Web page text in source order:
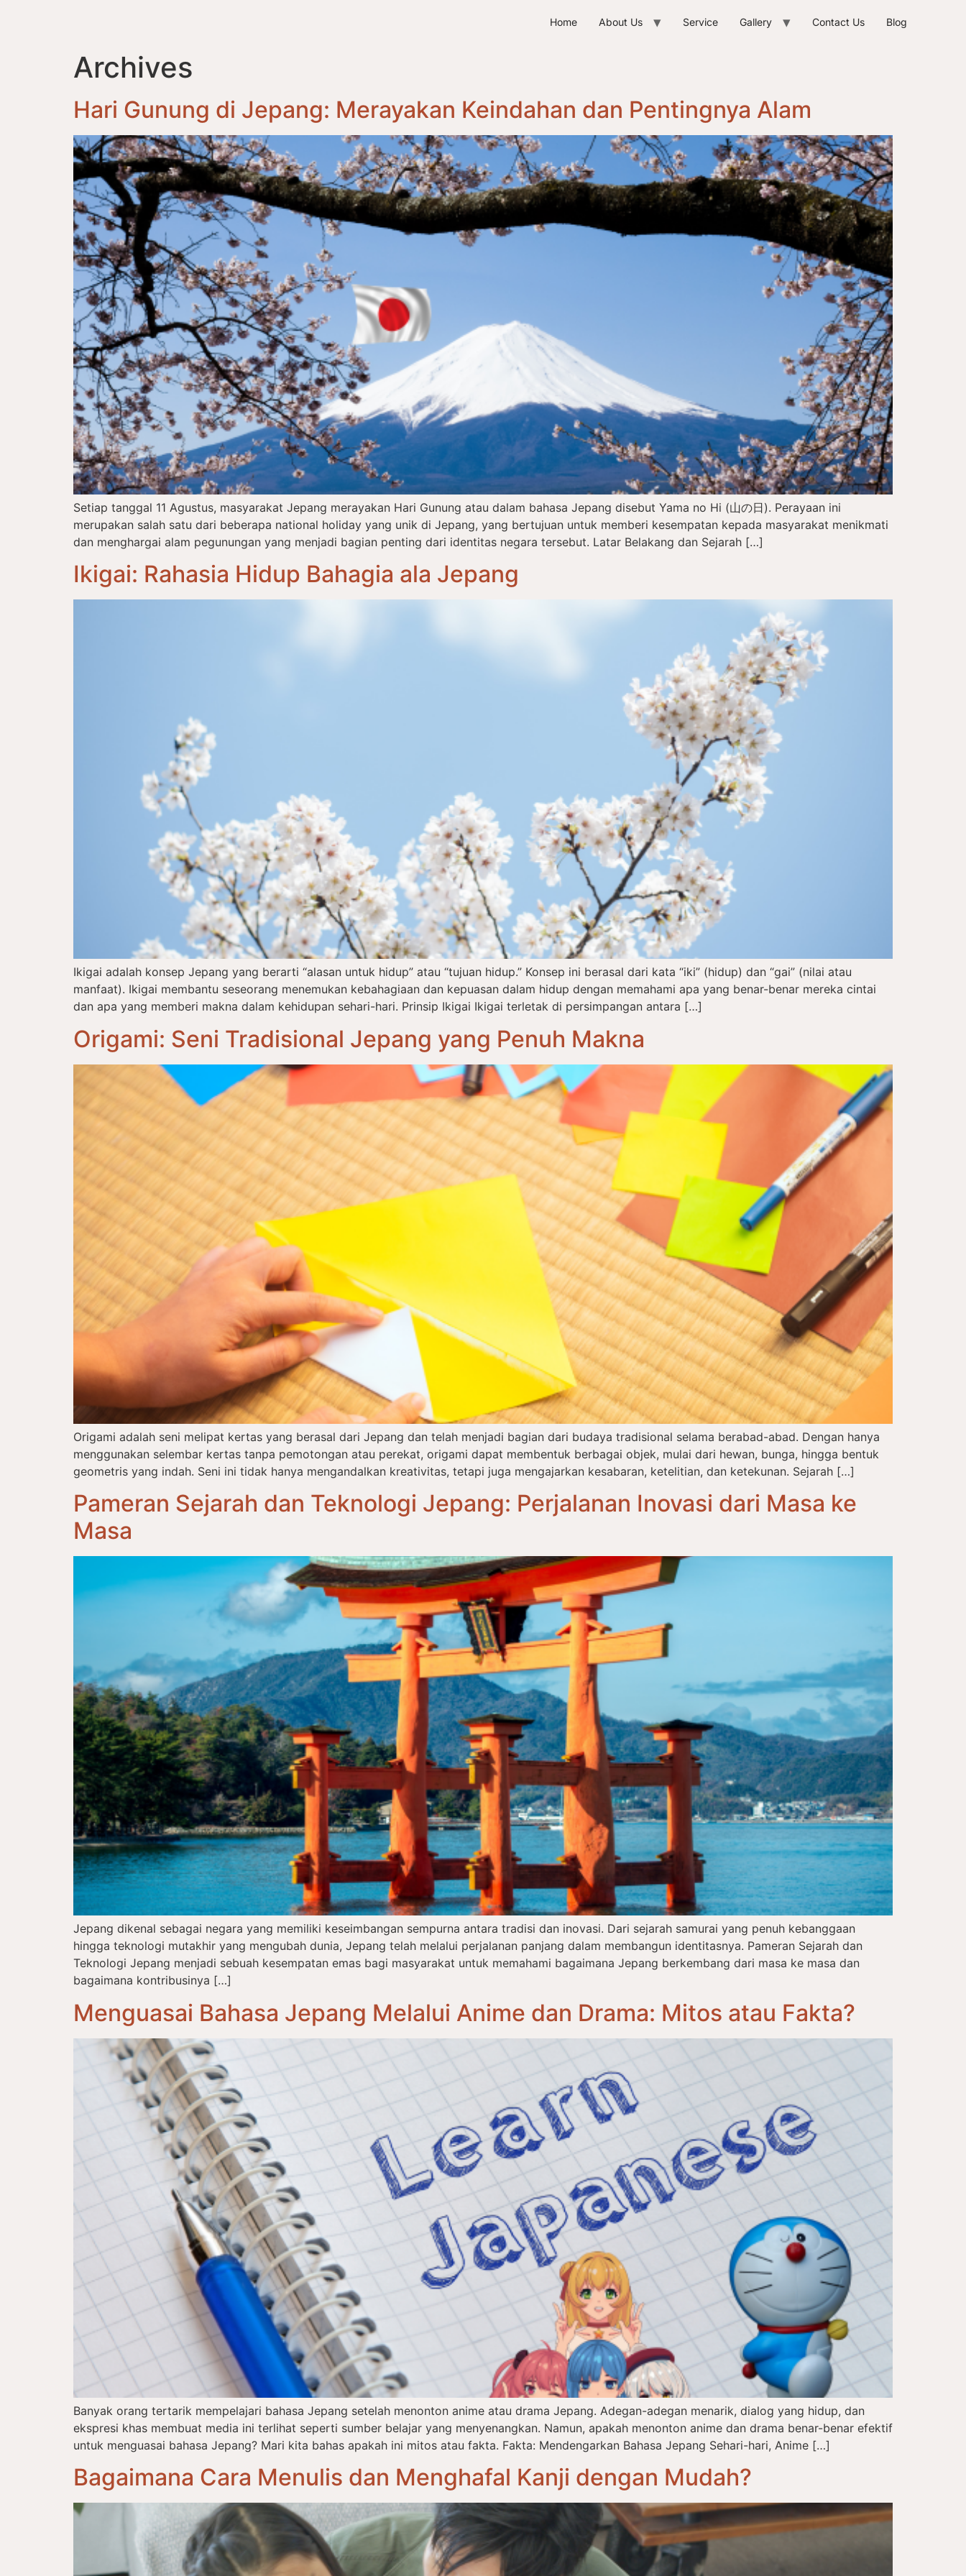
Home About Us Service Gallery Contact Us Blog
Archives
Hari Gunung di Jepang: Merayakan Keindahan dan Pentingnya Alam
Setiap tanggal 11 Agustus, masyarakat Jepang merayakan Hari Gunung atau dalam bahasa Jepang disebut Yama no Hi (山の日). Perayaan ini
merupakan salah satu dari beberapa national holiday yang unik di Jepang, yang bertujuan untuk memberi kesempatan kepada masyarakat menikmati
dan menghargai alam pegunungan yang menjadi bagian penting dari identitas negara tersebut. Latar Belakang dan Sejarah […]
Ikigai: Rahasia Hidup Bahagia ala Jepang
Ikigai adalah konsep Jepang yang berarti “alasan untuk hidup” atau “tujuan hidup.” Konsep ini berasal dari kata “iki” (hidup) dan “gai” (nilai atau
manfaat). Ikigai membantu seseorang menemukan kebahagiaan dan kepuasan dalam hidup dengan memahami apa yang benar-benar mereka cintai
dan apa yang memberi makna dalam kehidupan sehari-hari. Prinsip Ikigai Ikigai terletak di persimpangan antara […]
Origami: Seni Tradisional Jepang yang Penuh Makna
Origami adalah seni melipat kertas yang berasal dari Jepang dan telah menjadi bagian dari budaya tradisional selama berabad-abad. Dengan hanya
menggunakan selembar kertas tanpa pemotongan atau perekat, origami dapat membentuk berbagai objek, mulai dari hewan, bunga, hingga bentuk
geometris yang indah. Seni ini tidak hanya mengandalkan kreativitas, tetapi juga mengajarkan kesabaran, ketelitian, dan ketekunan. Sejarah […]
Pameran Sejarah dan Teknologi Jepang: Perjalanan Inovasi dari Masa ke
Masa
Jepang dikenal sebagai negara yang memiliki keseimbangan sempurna antara tradisi dan inovasi. Dari sejarah samurai yang penuh kebanggaan
hingga teknologi mutakhir yang mengubah dunia, Jepang telah melalui perjalanan panjang dalam membangun identitasnya. Pameran Sejarah dan
Teknologi Jepang menjadi sebuah kesempatan emas bagi masyarakat untuk memahami bagaimana Jepang berkembang dari masa ke masa dan
bagaimana kontribusinya […]
Menguasai Bahasa Jepang Melalui Anime dan Drama: Mitos atau Fakta?
Banyak orang tertarik mempelajari bahasa Jepang setelah menonton anime atau drama Jepang. Adegan-adegan menarik, dialog yang hidup, dan
ekspresi khas membuat media ini terlihat seperti sumber belajar yang menyenangkan. Namun, apakah menonton anime dan drama benar-benar efektif
untuk menguasai bahasa Jepang? Mari kita bahas apakah ini mitos atau fakta. Fakta: Mendengarkan Bahasa Jepang Sehari-hari, Anime […]
Bagaimana Cara Menulis dan Menghafal Kanji dengan Mudah?